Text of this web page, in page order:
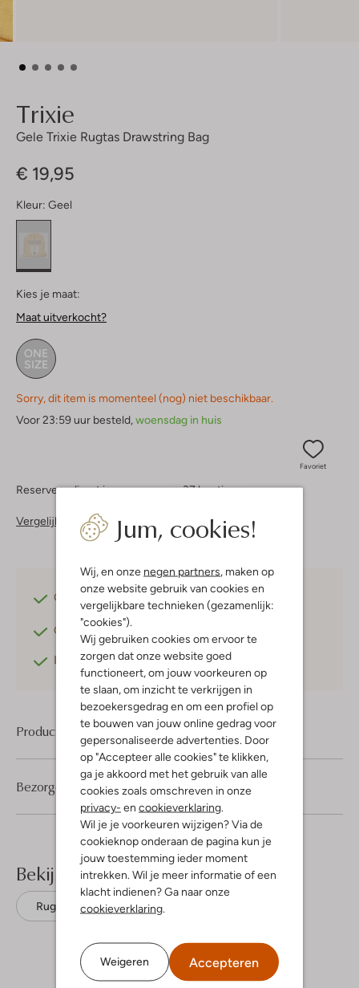
Jum, cookies!
Wij, en onze negen partners , maken op
onze website gebruik van cookies en
vergelijkbare technieken (gezamenlijk:
"cookies").
Wij gebruiken cookies om ervoor te
zorgen dat onze website goed
functioneert, om jouw voorkeuren op
te slaan, om inzicht te verkrijgen in
bezoekersgedrag en om een profiel op
te bouwen van jouw online gedrag voor
gepersonaliseerde advertenties. Door
op "Accepteer alle cookies" te klikken,
ga je akkoord met het gebruik van alle
cookies zoals omschreven in onze
privacy- en cookieverklaring
Wil je je voorkeuren wijzigen? Via de
cookieknop onderaan de pagina kun je
jouw toestemming ieder moment
intrekken. Wil je meer informatie of een
klacht indienen? Ga naar onze
cookieverklaring
Weigeren Accepteren
Trixie
Gele Trixie Rugtas Drawstring Bag
€ 19,95
Kleur: Geel
Kies je maat:
Maat uitverkocht?
ONE
SIZE
Sorry, dit item is momenteel (nog) niet beschikbaar.
Voor 23:59 uur besteld,woensdag in huis
Favoriet
Reserveer direct in een van onze 37 boutiques
Vergelijkbare items
Gratis verzending vanaf €75,-
Gratis retourneren
Betaal achterafmet Klarna
Product informatie
Bezorgen & retourneren
Bekijk meer
Rugtassen Trixie